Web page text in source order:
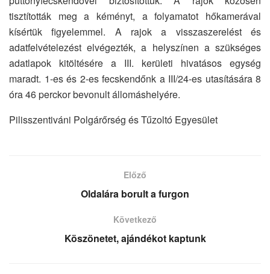
tisztították meg a kéményt, a folyamatot hőkamerával
kísértük figyelemmel. A rajok a visszaszerelést és
adatfelvételezést elvégezték, a helyszínen a szükséges
adatlapok kitöltésére a III. kerületi hivatásos egység
maradt. 1-es és 2-es fecskendőnk a III/24-es utasítására 8
óra 46 perckor bevonult állomáshelyére.
Pilisszentiváni Polgárőrség és Tűzoltó Egyesület
Előző
Oldalára borult a furgon
Következő
Köszönetet, ajándékot kaptunk